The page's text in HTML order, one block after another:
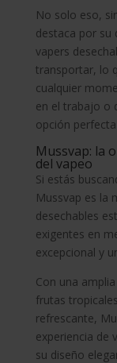
No solo eso,
destaca por su
vapers
transportar, lo
cualquier
en el trabajo o
opción
Mussvap: la
del vapeo
Si estás
Mussvap es la
desechables
exigentes en
excepcional y
Con una
frutas
refrescante,
experiencia de
su diseño